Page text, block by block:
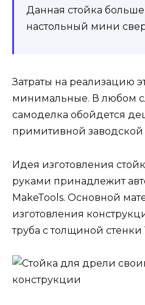
Данная стойка
настольный мини
Затраты на реализацию
минимальные. В любом
самоделка обойдется
примитивной
Идея изготовления
руками принадлежит
MakeTools. Основной
изготовления
труба с толщиной стенки